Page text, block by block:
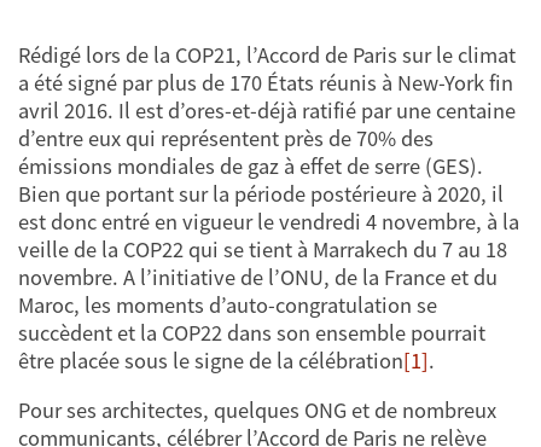
Rédigé lors de la COP21, l’Accord de Paris sur le climat
a été signé par plus de 170 États réunis à New-York fin
avril 2016. Il est d’ores-et-déjà ratifié par une centaine
d’entre eux qui représentent près de 70% des
émissions mondiales de gaz à effet de serre (GES).
Bien que portant sur la période postérieure à 2020, il
est donc entré en vigueur le vendredi 4 novembre, à la
veille de la COP22 qui se tient à Marrakech du 7 au 18
novembre. A l’initiative de l’ONU, de la France et du
Maroc, les moments d’auto-congratulation se
succèdent et la COP22 dans son ensemble pourrait
être placée sous le signe de la célébration[1].
Pour ses architectes, quelques ONG et de nombreux
communicants, célébrer l’Accord de Paris ne relève